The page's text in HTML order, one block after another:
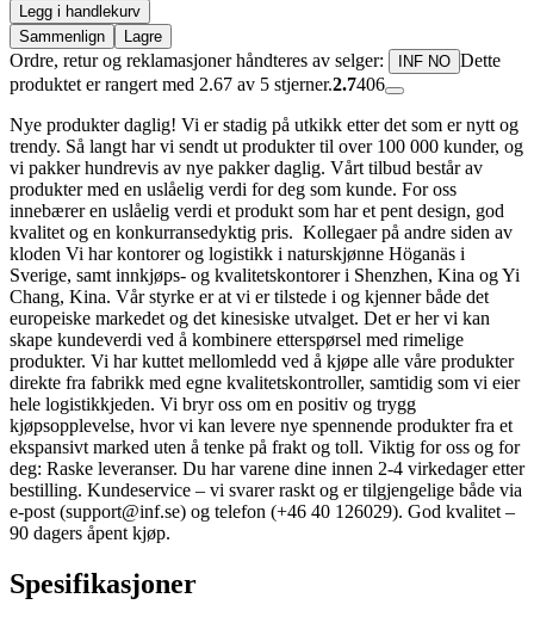
Legg i handlekurv
Sammenlign
Lagre
Ordre, retur og reklamasjoner håndteres av selger: INF NO Dette
produktet er rangert med 2.67 av 5 stjerner.2.7406
Nye produkter daglig! Vi er stadig på utkikk etter det som er nytt og
trendy. Så langt har vi sendt ut produkter til over 100 000 kunder, og
vi pakker hundrevis av nye pakker daglig. Vårt tilbud består av
produkter med en uslåelig verdi for deg som kunde. For oss
innebærer en uslåelig verdi et produkt som har et pent design, god
kvalitet og en konkurransedyktig pris. Kollegaer på andre siden av
kloden Vi har kontorer og logistikk i naturskjønne Höganäs i
Sverige, samt innkjøps- og kvalitetskontorer i Shenzhen, Kina og Yi
Chang, Kina. Vår styrke er at vi er tilstede i og kjenner både det
europeiske markedet og det kinesiske utvalget. Det er her vi kan
skape kundeverdi ved å kombinere etterspørsel med rimelige
produkter. Vi har kuttet mellomledd ved å kjøpe alle våre produkter
direkte fra fabrikk med egne kvalitetskontroller, samtidig som vi eier
hele logistikkjeden. Vi bryr oss om en positiv og trygg
kjøpsopplevelse, hvor vi kan levere nye spennende produkter fra et
ekspansivt marked uten å tenke på frakt og toll. Viktig for oss og for
deg: Raske leveranser. Du har varene dine innen 2-4 virkedager etter
bestilling. Kundeservice – vi svarer raskt og er tilgjengelige både via
e-post (support@inf.se) og telefon (+46 40 126029). God kvalitet –
90 dagers åpent kjøp.
Spesifikasjoner